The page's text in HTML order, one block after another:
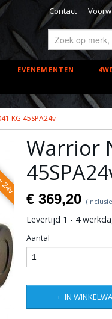
Contact
EVENEMENTEN
KG 45SPA24v
Warrior
€ 369,20
Levertijd 1 - 4
Aantal
IN